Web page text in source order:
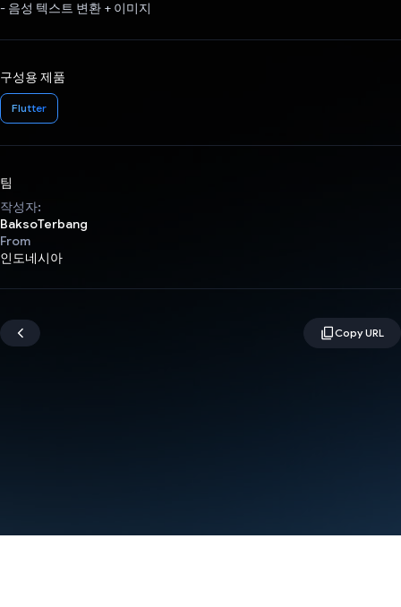
- 음성 텍스트 변환 + 이미지
구성용 제품
Flutter
팀
작성자:
BaksoTerbang
From
인도네시아